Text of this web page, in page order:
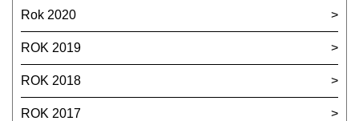
Rok 2020
ROK 2019
ROK 2018
ROK 2017